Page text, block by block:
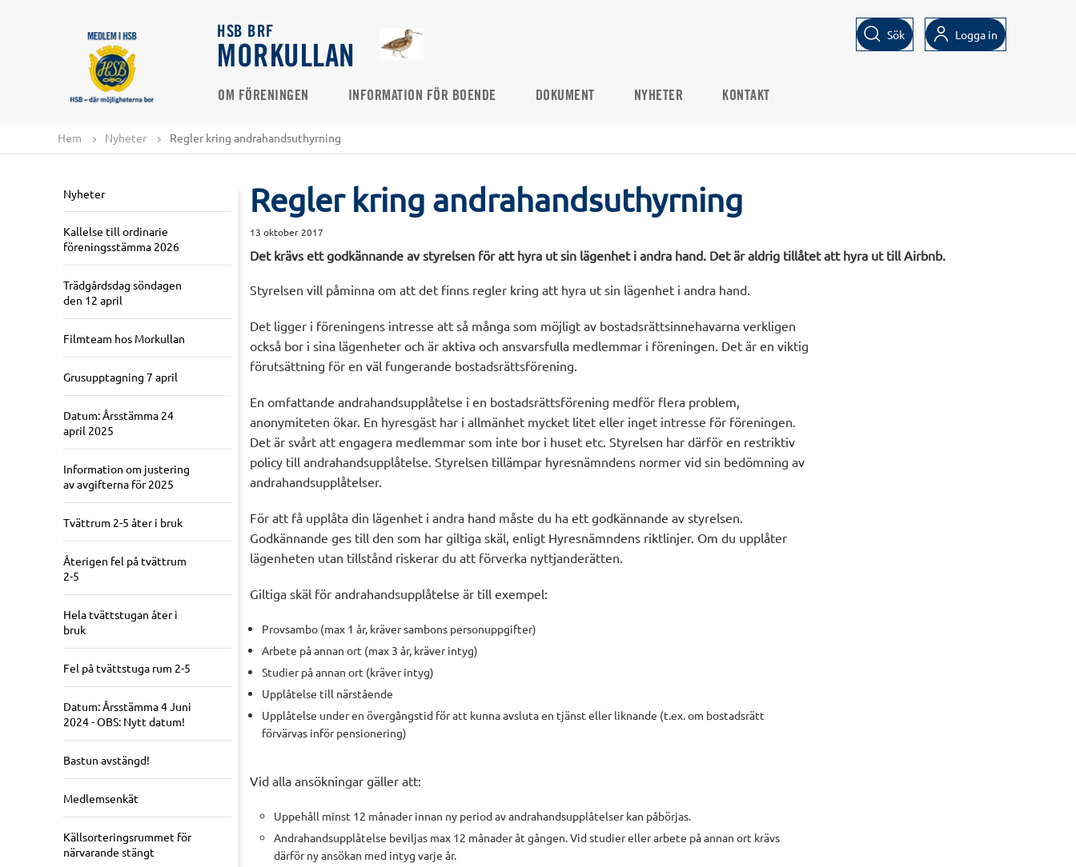
HSB BRF
MORKULLAN
Sök Logga in
OM FÖRENINGEN INFORMATION FÖR BOENDE DOKUMENT NYHETER KONTAKT
Hem Nyheter Regler kring andrahandsuthyrning
Nyheter
Kallelse till ordinarie
föreningsstämma 2026
Trädgårdsdag söndagen
den 12 april
Filmteam hos Morkullan
Grusupptagning 7 april
Datum: Årsstämma 24
april 2025
Information om justering
av avgifterna för 2025
Tvättrum 2-5 åter i bruk
Återigen fel på tvättrum
2-5
Hela tvättstugan åter i
bruk
Fel på tvättstuga rum 2-5
Datum: Årsstämma 4 Juni
2024 - OBS: Nytt datum!
Bastun avstängd!
Medlemsenkät
Källsorteringsrummet för
närvarande stängt
Regler kring andrahandsuthyrning
13 oktober 2017
Det krävs ett godkännande av styrelsen för att hyra ut sin lägenhet i andra hand. Det är aldrig tillåtet att hyra ut till Airbnb.
Styrelsen vill påminna om att det finns regler kring att hyra ut sin lägenhet i andra hand.
Det ligger i föreningens intresse att så många som möjligt av bostadsrättsinnehavarna verkligen
också bor i sina lägenheter och är aktiva och ansvarsfulla medlemmar i föreningen. Det är en viktig
förutsättning för en väl fungerande bostadsrättsförening.
En omfattande andrahandsupplåtelse i en bostadsrättsförening medför flera problem,
anonymiteten ökar. En hyresgäst har i allmänhet mycket litet eller inget intresse för föreningen.
Det är svårt att engagera medlemmar som inte bor i huset etc. Styrelsen har därför en restriktiv
policy till andrahandsupplåtelse. Styrelsen tillämpar hyresnämndens normer vid sin bedömning av
andrahandsupplåtelser.
För att få upplåta din lägenhet i andra hand måste du ha ett godkännande av styrelsen.
Godkännande ges till den som har giltiga skäl, enligt Hyresnämndens riktlinjer. Om du upplåter
lägenheten utan tillstånd riskerar du att förverka nyttjanderätten.
Giltiga skäl för andrahandsupplåtelse är till exempel:
Provsambo (max 1 år, kräver sambons personuppgifter)
Arbete på annan ort (max 3 år, kräver intyg)
Studier på annan ort (kräver intyg)
Upplåtelse till närstående
Upplåtelse under en övergångstid för att kunna avsluta en tjänst eller liknande (t.ex. om bostadsrätt
förvärvas inför pensionering)
Vid alla ansökningar gäller att:
Uppehåll minst 12 månader innan ny period av andrahandsupplåtelser kan påbörjas.
Andrahandsupplåtelse beviljas max 12 månader åt gången. Vid studier eller arbete på annan ort krävs
därför ny ansökan med intyg varje år.